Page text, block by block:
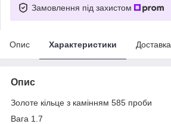
Замовлення під захистом
Опис Характеристики Доставка
Опис
Золоте кільце з камінням 585 проби
Вага 1.7